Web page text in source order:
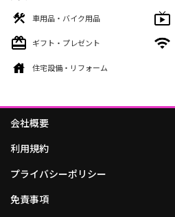
車用品・バイク用品
ギフト・プレゼント
住宅設備・リフォーム
会社概要
利用規約
プライバシーポリシー
免責事項